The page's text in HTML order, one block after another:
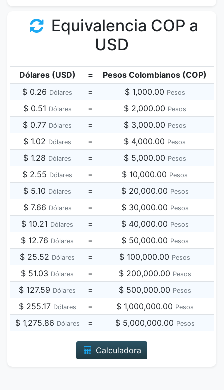
Equivalencia COP a
USD
Dólares (USD) =
Pesos Colombianos (COP)
$ 0.26 Dólares = $ 1,000.00 Pesos
$ 0.51 Dólares = $ 2,000.00 Pesos
$ 0.77 Dólares = $ 3,000.00 Pesos
$ 1.02 Dólares = $ 4,000.00 Pesos
$ 1.28 Dólares = $ 5,000.00 Pesos
$ 2.55 Dólares = $ 10,000.00 Pesos
$ 5.10 Dólares = $ 20,000.00 Pesos
$ 7.66 Dólares = $ 30,000.00 Pesos
$ 10.21 Dólares = $ 40,000.00 Pesos
$ 12.76 Dólares = $ 50,000.00 Pesos
$ 25.52 Dólares = $ 100,000.00 Pesos
$ 51.03 Dólares = $ 200,000.00 Pesos
$ 127.59 Dólares = $ 500,000.00 Pesos
$ 255.17 Dólares = $ 1,000,000.00 Pesos
$ 1,275.86 Dólares = $ 5,000,000.00 Pesos
Calculadora